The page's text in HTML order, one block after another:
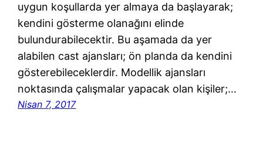
uygun koşullarda yer almaya da başlayarak;
kendini gösterme olanağını elinde
bulundurabilecektir. Bu aşamada da yer
alabilen cast ajansları; ön planda da kendini
gösterebileceklerdir. Modellik ajansları
noktasında çalışmalar yapacak olan kişiler;…
Nisan 7, 2017